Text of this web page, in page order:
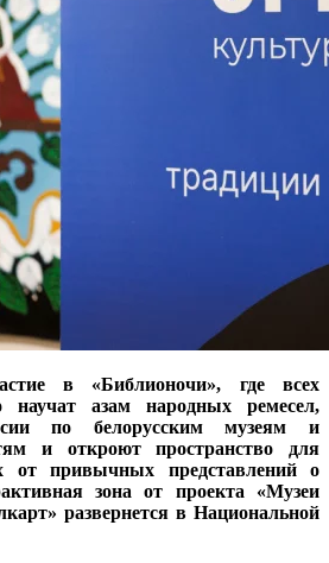
в «Библионочи», где всех
научат азам народных ремесел,
по белорусским музеям и
и откроют пространство для
от привычных представлений о
зона от проекта «Музеи
развернется в Национальной